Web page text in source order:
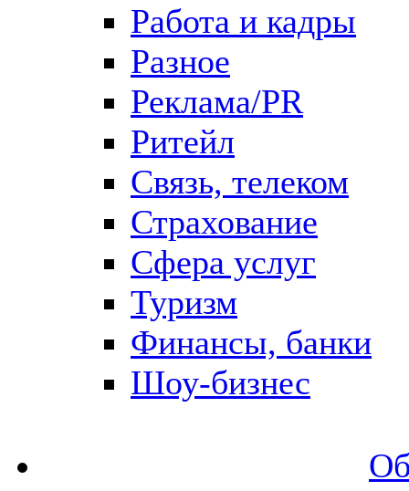
Работа и кадры
Разное
Реклама/PR
Ритейл
Связь, телеком
Страхование
Сфера услуг
Туризм
Финансы, банки
Шоу-бизнес